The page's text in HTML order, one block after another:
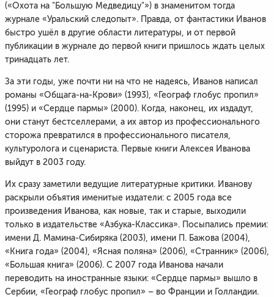
(«Охота на "Большую Медведицу"») в знаменитом тогда
журнале «Уральский следопыт». Правда, от фантастики Иванов
быстро ушёл в другие области литературы, и от первой
публикации в журнале до первой книги пришлось ждать целых
тринадцать лет.
За эти годы, уже почти ни на что не надеясь, Иванов написал
романы «Общага-на-Крови» (1993), «Географ глобус пропил»
(1995) и «Сердце пармы» (2000). Когда, наконец, их издадут,
они станут бестселлерами, а их автор из профессионального
сторожа превратился в профессионального писателя,
культуролога и сценариста. Первые книги Алексея Иванова
выйдут в 2003 году.
Их сразу заметили ведущие литературные критики. Иванову
раскрыли объятия именитые издатели: с 2005 года все
произведения Иванова, как новые, так и старые, выходили
только в издательстве «Азбука-Классика». Посыпались премии:
имени Д. Мамина-Сибиряка (2003), имени П. Бажова (2004),
«Книга года» (2004), «Ясная поляна» (2006), «Странник» (2006),
«Большая книга» (2006). С 2007 года Иванова начали
переводить на иностранные языки: «Сердце пармы» вышло в
Сербии, «Географ глобус пропил» – во Франции и Голландии.